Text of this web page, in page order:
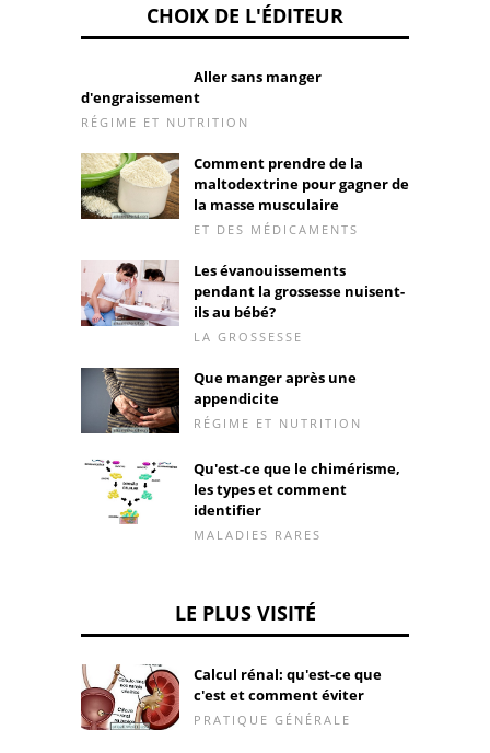
CHOIX DE L'ÉDITEUR
Aller sans manger
d'engraissement
RÉGIME ET NUTRITION
Comment prendre de la
maltodextrine pour gagner de
la masse musculaire
ET DES MÉDICAMENTS
Les évanouissements
pendant la grossesse nuisent-
ils au bébé?
LA GROSSESSE
Que manger après une
appendicite
RÉGIME ET NUTRITION
Qu'est-ce que le chimérisme,
les types et comment
identifier
MALADIES RARES
LE PLUS VISITÉ
Calcul rénal: qu'est-ce que
c'est et comment éviter
PRATIQUE GÉNÉRALE